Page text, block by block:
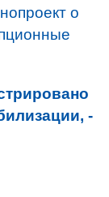
о
-